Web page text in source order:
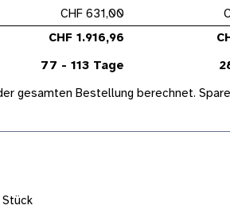
CHF 631,00
CHF 1.916,96
77 - 113 Tage
gesamten Bestellung berechnet.
Stück